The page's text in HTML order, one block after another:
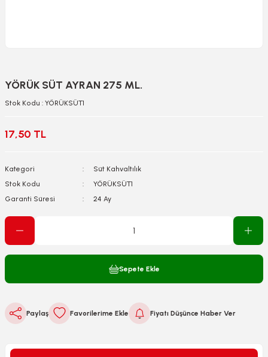
YÖRÜK SÜT AYRAN 275 ML.
Stok Kodu : YÖRÜKSÜT1
17,50 TL
Kategori
Süt Kahvaltılık
Stok Kodu
YÖRÜKSÜT1
Garanti Süresi
24 Ay
Sepete Ekle
Paylaş Fiyatı Düşünce Haber Ver